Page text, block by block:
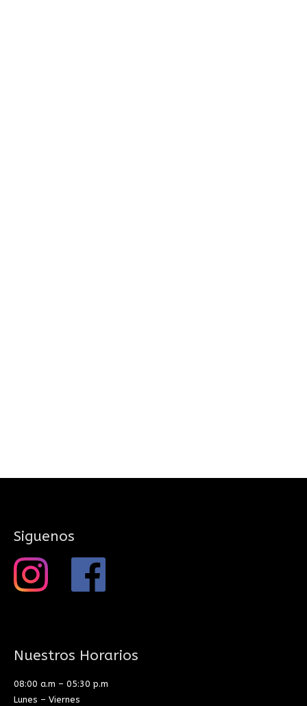
Siguenos
Nuestros Horarios
08:00 a.m – 05:30 p.m
Lunes – Viernes